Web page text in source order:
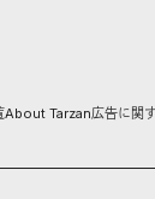
About Tarzan広告に関